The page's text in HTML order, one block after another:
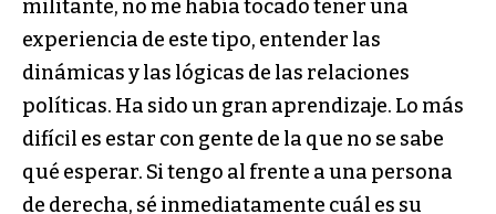
militante, no me había tocado tener una
experiencia de este tipo, entender las
dinámicas y las lógicas de las relaciones
políticas. Ha sido un gran aprendizaje. Lo más
difícil es estar con gente de la que no se sabe
qué esperar. Si tengo al frente a una persona
de derecha, sé inmediatamente cuál es su